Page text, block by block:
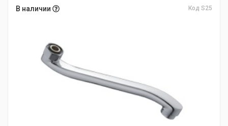
В наличии Код S25